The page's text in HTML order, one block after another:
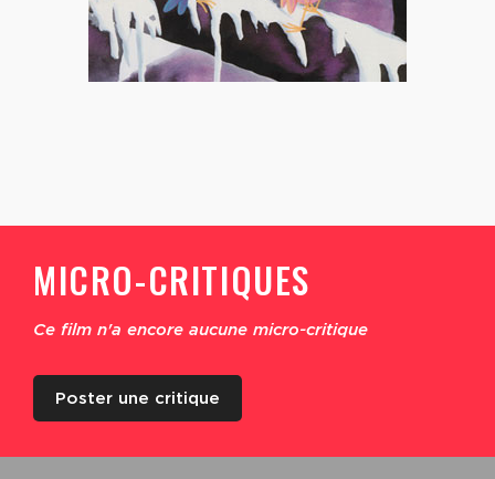
MICRO-CRITIQUES
Ce film n'a encore aucune micro-critique
Poster une critique